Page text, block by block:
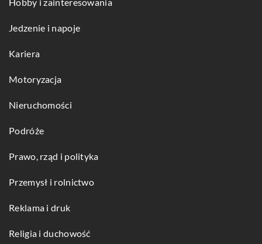
Jedzenie i napoje
Kariera
Motoryzacja
Nieruchomości
Podróże
Prawo, rząd i polityka
Przemysł i rolnictwo
Reklama i druk
Religia i duchowość